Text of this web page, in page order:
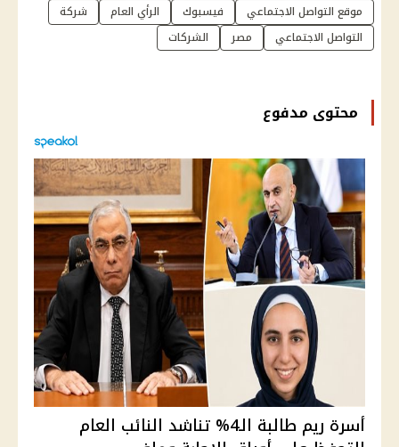
موقع التواصل الاجتماعي
فيسبوك الرأي العام
شركة
التواصل الاجتماعي
مصر الشركات
محتوى مدفوع
أسرة ريم طالبة الـ4% تناشد النائب العام